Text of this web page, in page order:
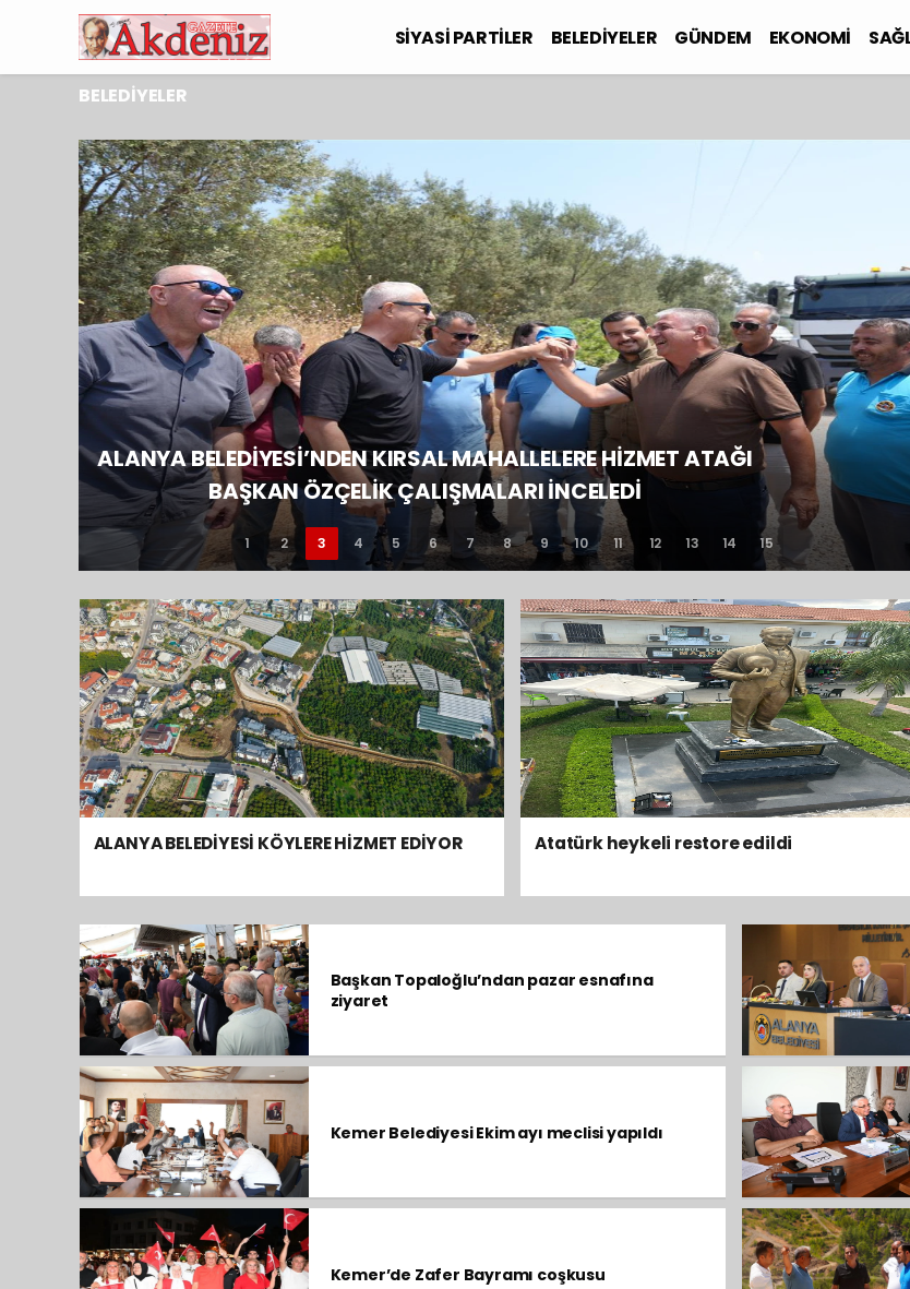
SİYASİ PARTİLER BELEDİYELER GÜNDEM EKONOMİ
BELEDİYELER
ALANYA BELEDİYESİ’NDEN KIRSAL MAHALLELERE HİZMET ATAĞI
BAŞKAN ÖZÇELİK ÇALIŞMALARI İNCELEDİ
1 2 3 4 5 6 7 8 9 10 11 12 13 14 15
ALANYA BELEDİYESİ KÖYLERE HİZMET EDİYOR Atatürk heykeli restore edildi
Başkan Topaloğlu’ndan pazar esnafına
ziyaret
Kemer Belediyesi Ekim ayı meclisi yapıldı
Kemer’de Zafer Bayramı coşkusu